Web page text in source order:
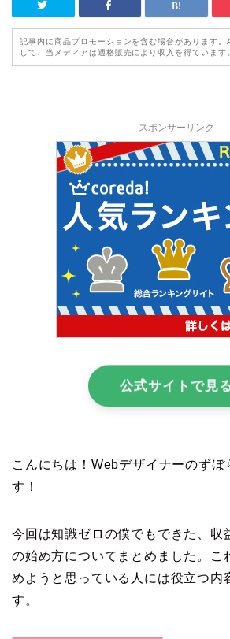
記事内に商品プロモーションを含む場合があります
して、当メディアは適格販売により収入を得ています
スポンサーリンク
公式サイトで見
こんにちは！Webデザイナーのずぼ
す！
今回は知識ゼロの僕でもできた、収
の始め方についてまとめました。こ
めようと思っている人には役立つ内
す。